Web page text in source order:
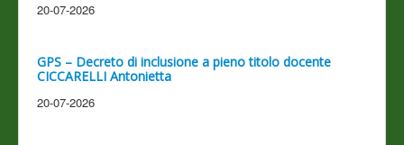
20-07-2026
GPS – Decreto di inclusione a pieno titolo docente
CICCARELLI Antonietta
20-07-2026